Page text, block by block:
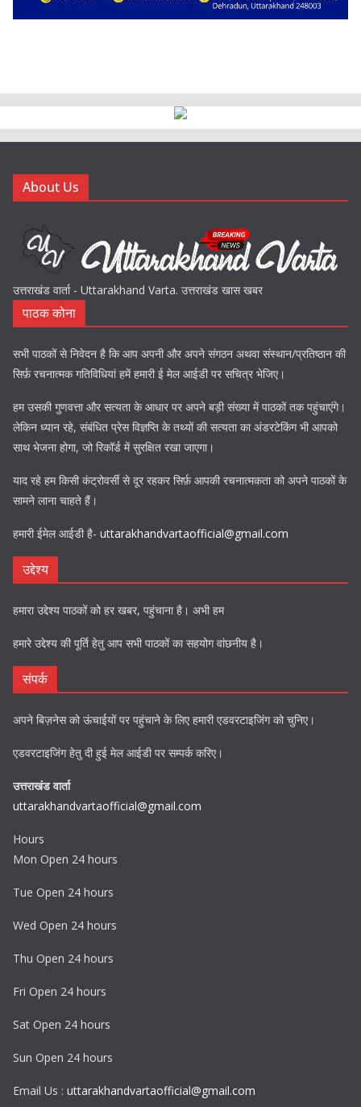
About Us
उत्तराखंड वार्ता - Uttarakhand Varta. उत्तराखंड खास खबर
पाठक कोना
सभी पाठकों से निवेदन है कि आप अपनी और अपने संगठन अथवा संस्थान/प्रतिष्ठान की
सिर्फ़ रचनात्मक गतिविधियां हमें हमारी ई मेल आईडी पर सचित्र भेजिए।
हम उसकी गुणवत्ता और सत्यता के आधार पर अपने बड़ी संख्या में पाठकों तक पहुंचाएंगे।
लेकिन ध्यान रहे, संबंधित प्रेस विज्ञप्ति के तथ्यों की सत्यता का अंडरटेकिंग भी आपको
साथ भेजना होगा, जो रिकॉर्ड में सुरक्षित रखा जाएगा।
याद रहे हम किसी कंट्रोवर्सी से दूर रहकर सिर्फ़ आपकी रचनात्मकता को अपने पाठकों के
सामने लाना चाहते हैं।
हमारी ईमेल आईडी है- uttarakhandvartaofficial@gmail.com
उद्देश्य
हमारा उद्देश्य पाठकों को हर खबर, पहुंचाना है। अभी हम
हमारे उद्देश्य की पूर्ति हेतु आप सभी पाठकों का सहयोग वांछनीय है।
संपर्क
अपने बिज़नेस को ऊंचाईयों पर पहुंचाने के लिए हमारी एडवरटाइजिंग को चुनिए।
एडवरटाइजिंग हेतु दी हुई मेल आईडी पर सम्पर्क करिए।
उत्तराखंड वार्ता
uttarakhandvartaofficial@gmail.com
Hours
Mon Open 24 hours
Tue Open 24 hours
Wed Open 24 hours
Thu Open 24 hours
Fri Open 24 hours
Sat Open 24 hours
Sun Open 24 hours
Email Us : uttarakhandvartaofficial@gmail.com